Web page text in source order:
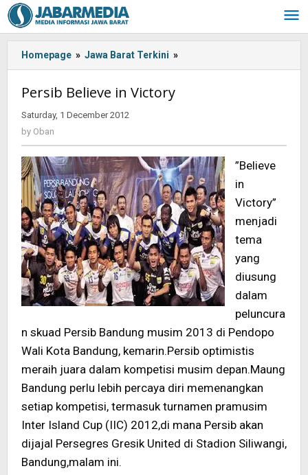
Skip
to
content
Homepage » Jawa Barat Terkini »
Believe
Persib Believe in Victory
Saturday, 1 December 2012
by Oban
”Believe
in
Victory”
menjadi
tema
yang
diusung
dalam
peluncura
n skuad Persib Bandung musim 2013 di Pendopo
Wali Kota Bandung, kemarin.Persib optimistis
meraih juara dalam kompetisi musim depan.Maung
Bandung perlu lebih percaya diri memenangkan
setiap kompetisi, termasuk turnamen pramusim
Inter Island Cup (IIC) 2012,di mana Persib akan
dijajal Persegres Gresik United di Stadion Siliwangi,
Bandung,malam ini.